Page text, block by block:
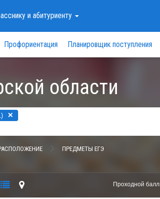
и абитуриенту
Профориентация Планировщик поступления
области
×
ПРЕДМЕТЫ ЕГЭ
Проходной балл